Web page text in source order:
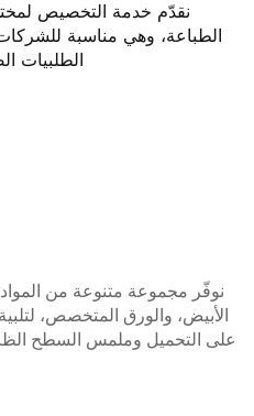
نقدّم خدمة التخصيص
الطباعة، وهي مناسبة
الطلبيات
نوفّر مجموعة متنوعة من
الأبيض، والورق المتخصص،
على التحميل وملمس السطح